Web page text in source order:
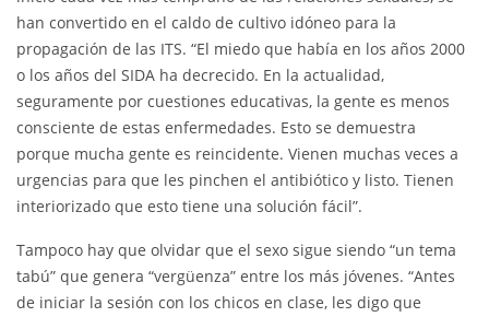
han convertido en el caldo de cultivo idóneo para la
propagación de las ITS. “El miedo que había en los años 2000
o los años del SIDA ha decrecido. En la actualidad,
seguramente por cuestiones educativas, la gente es menos
consciente de estas enfermedades. Esto se demuestra
porque mucha gente es reincidente. Vienen muchas veces a
urgencias para que les pinchen el antibiótico y listo. Tienen
interiorizado que esto tiene una solución fácil”.
Tampoco hay que olvidar que el sexo sigue siendo “un tema
tabú” que genera “vergüenza” entre los más jóvenes. “Antes
de iniciar la sesión con los chicos en clase, les digo que